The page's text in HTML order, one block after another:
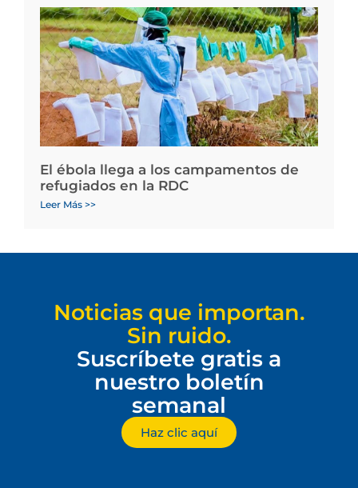
El ébola llega a los campamentos de
refugiados en la RDC
Leer Más >>
Noticias que importan.
Sin ruido.
Suscríbete gratis a
nuestro boletín
semanal
Haz clic aquí